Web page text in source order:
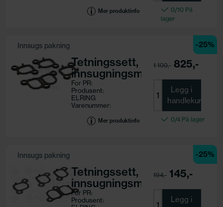
Motorkode:Mer produktinfo
0/10 På
lager
-25%
Innsugs pakning
Tetningssett,
innsugningsmanifold
For PR:
Produsent:
ELRING
Varenummer:
Motorkode:Mer produktinfo
1 100,- 825,-
Legg i
handlekurv
0/4 På lager
-25%
Innsugs pakning
Tetningssett,
innsugningsmanifold
For PR:
Produsent:
194,- 145,-
Legg i